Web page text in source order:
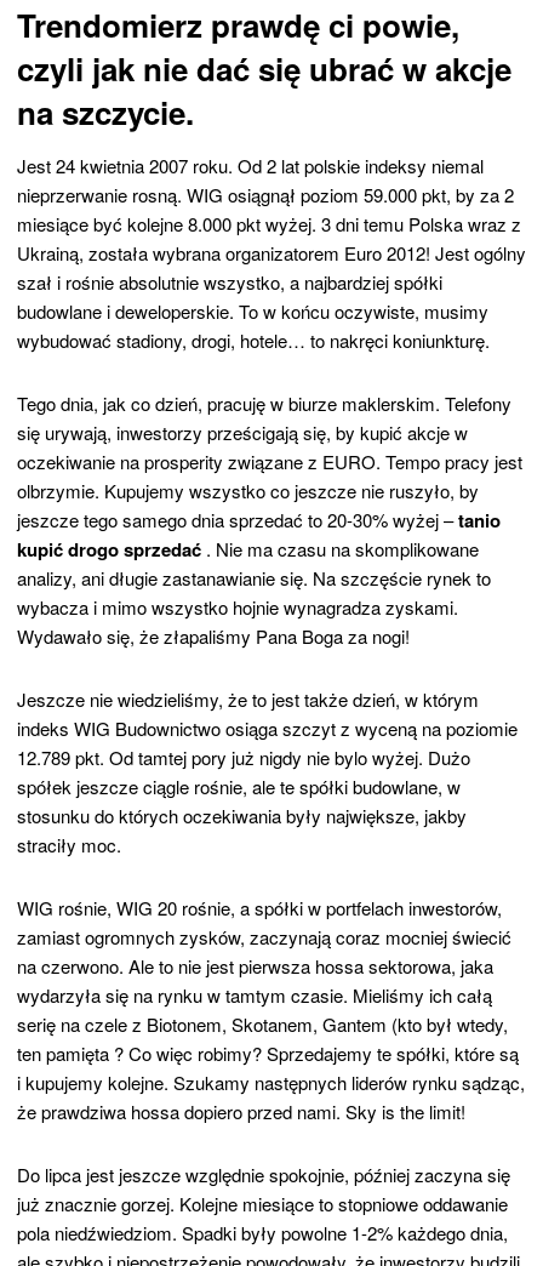
Trendomierz prawdę ci powie,
czyli jak nie dać się ubrać w akcje
na szczycie.
Jest 24 kwietnia 2007 roku. Od 2 lat polskie indeksy niemal
nieprzerwanie rosną. WIG osiągnął poziom 59.000 pkt, by za 2
miesiące być kolejne 8.000 pkt wyżej. 3 dni temu Polska wraz z
Ukrainą, została wybrana organizatorem Euro 2012! Jest ogólny
szał i rośnie absolutnie wszystko, a najbardziej spółki
budowlane i deweloperskie. To w końcu oczywiste, musimy
wybudować stadiony, drogi, hotele… to nakręci koniunkturę.
Tego dnia, jak co dzień, pracuję w biurze maklerskim. Telefony
się urywają, inwestorzy prześcigają się, by kupić akcje w
oczekiwanie na prosperity związane z EURO. Tempo pracy jest
olbrzymie. Kupujemy wszystko co jeszcze nie ruszyło, by
jeszcze tego samego dnia sprzedać to 20-30% wyżej –tanio
kupić drogo sprzedać . Nie ma czasu na skomplikowane
analizy, ani długie zastanawianie się. Na szczęście rynek to
wybacza i mimo wszystko hojnie wynagradza zyskami.
Wydawało się, że złapaliśmy Pana Boga za nogi!
Jeszcze nie wiedzieliśmy, że to jest także dzień, w którym
indeks WIG Budownictwo osiąga szczyt z wyceną na poziomie
12.789 pkt. Od tamtej pory już nigdy nie bylo wyżej. Dużo
spółek jeszcze ciągle rośnie, ale te spółki budowlane, w
stosunku do których oczekiwania były największe, jakby
straciły moc.
WIG rośnie, WIG 20 rośnie, a spółki w portfelach inwestorów,
zamiast ogromnych zysków, zaczynają coraz mocniej świecić
na czerwono. Ale to nie jest pierwsza hossa sektorowa, jaka
wydarzyła się na rynku w tamtym czasie. Mieliśmy ich całą
serię na czele z Biotonem, Skotanem, Gantem (kto był wtedy,
ten pamięta ? Co więc robimy? Sprzedajemy te spółki, które są
i kupujemy kolejne. Szukamy następnych liderów rynku sądząc,
że prawdziwa hossa dopiero przed nami. Sky is the limit!
Do lipca jest jeszcze względnie spokojnie, później zaczyna się
już znacznie gorzej. Kolejne miesiące to stopniowe oddawanie
pola niedźwiedziom. Spadki były powolne 1-2% każdego dnia,